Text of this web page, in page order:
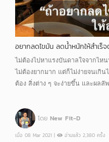
อยากลดไขมัน ลดน้ำหนักให้สำเร็
ไม่ต้องไปหาแรงบันดาลใจจากไห
ไม่ต้องยากมาก แต่ก็ไม่ง่ายจนเกิ
ต้อง สิ่งต่าง ๆ จะง่ายขึ้น และผลลั
โดย New Fit-D
เมื่อ 08 Mar 2021 | อ่านแล้ว 2,380 ครั้ง